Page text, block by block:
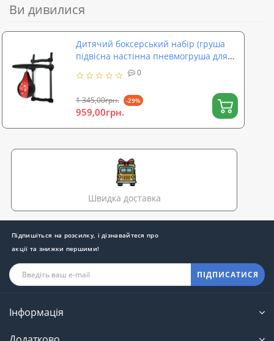
Ви дивилися
Дитячий боксерський набір (груша
підвісна настінна пневмогруша для
дітей) (MR 1541)
0
1 345,00грн. -29%
959,00грн.
Швидка доставка
Підпишіться на розсилку, і дізнавайтеся про
акції та знижки першими!
ПІДПИСАТИСЯ
Інформація